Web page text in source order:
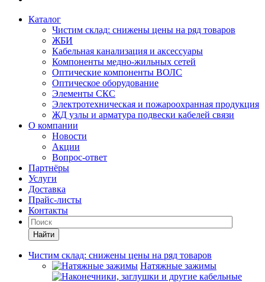
Каталог
Чистим склад: снижены цены на ряд товаров
ЖБИ
Кабельная канализация и аксессуары
Компоненты медно-жильных сетей
Оптические компоненты ВОЛС
Оптическое оборудование
Элементы СКС
Электротехническая и пожароохранная продукция
ЖД узлы и арматура подвески кабелей связи
О компании
Новости
Акции
Вопрос-ответ
Партнёры
Услуги
Доставка
Прайс-листы
Контакты
Найти
Чистим склад: снижены цены на ряд товаров
Натяжные зажимы